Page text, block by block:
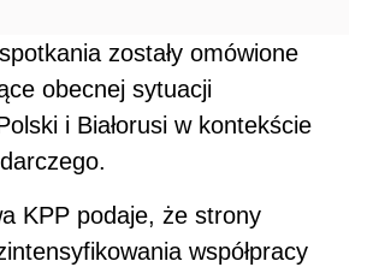
zostały omówione
obecnej sytuacji
i Białorusi w kontekście
KPP podaje, że strony
współpracy